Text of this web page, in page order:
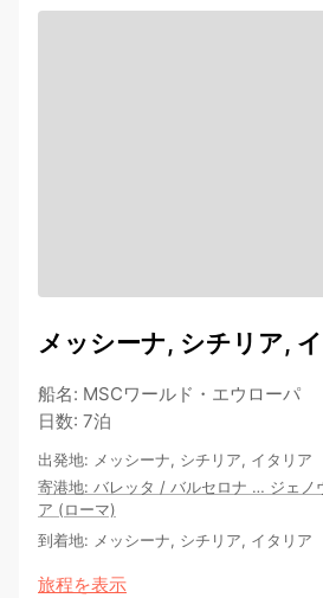
メッシーナ, シチリア,
船名: MSCワールド・エウローパ
日数: 7泊
出発地: メッシーナ, シチリア, イタリア
寄港地: バレッタ / バルセロナ … ジェノ
ア (ローマ)
到着地: メッシーナ, シチリア, イタリア
旅程を表示